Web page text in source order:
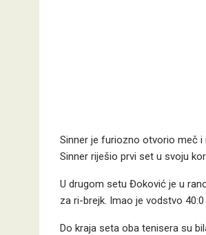
Sinner je furiozno otvorio meč i
Sinner riješio prvi set u svoju
U drugom setu Đoković je u
za ri-brejk. Imao je vodstvo
Do kraja seta oba tenisera su